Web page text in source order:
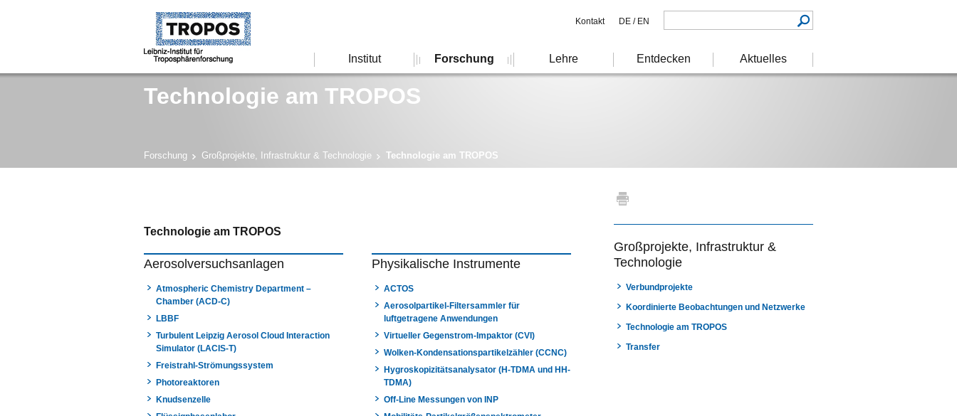
Technologie am TROPOS
Forschung Großprojekte, Infrastruktur & Technologie Technologie am TROPOS
Technologie am TROPOS
Aerosolversuchsanlagen
Atmospheric Chemistry Department –
Chamber (ACD-C)
LBBF
Turbulent Leipzig Aerosol Cloud Interaction
Simulator (LACIS-T)
Freistrahl-Strömungssystem
Photoreaktoren
Knudsenzelle
Physikalische Instrumente
ACTOS
Aerosolpartikel-Filtersammler für
luftgetragene Anwendungen
Virtueller Gegenstrom-Impaktor (CVI)
Wolken-Kondensationspartikelzähler (CCNC)
Hygroskopizitätsanalysator (H-TDMA und HH-
TDMA)
Off-Line Messungen von INP
Großprojekte, Infrastruktur &
Technologie
Verbundprojekte
Koordinierte Beobachtungen und Netzwerke
Technologie am TROPOS
Transfer
Institut Forschung Lehre Entdecken Aktuelles
Kontakt DE /EN